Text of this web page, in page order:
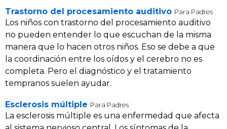
Trastorno del procesamiento auditivo Para Padres
Los niños con trastorno del procesamiento auditivo
no pueden entender lo que escuchan de la misma
manera que lo hacen otros niños. Eso se debe a que
la coordinación entre los oídos y el cerebro no es
completa. Pero el diagnóstico y el tratamiento
tempranos suelen ayudar.
Esclerosis múltiple Para Padres
La esclerosis múltiple es una enfermedad que afecta